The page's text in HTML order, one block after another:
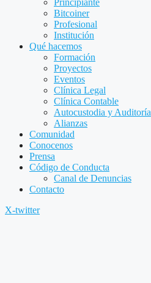
Principiante
Bitcoiner
Profesional
Institución
Qué hacemos
Formación
Proyectos
Eventos
Clínica Legal
Clínica Contable
Autocustodia y Auditoría
Alianzas
Comunidad
Conocenos
Prensa
Código de Conducta
Canal de Denuncias
Contacto
X-twitter